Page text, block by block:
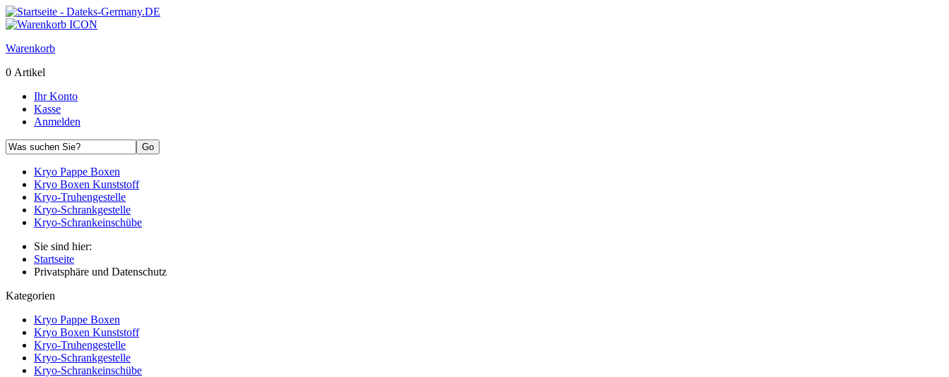
Warenkorb
0 Artikel
Ihr Konto
Kasse
Anmelden
Kryo Pappe Boxen
Kryo Boxen Kunststoff
Kryo-Truhengestelle
Kryo-Schrankgestelle
Kryo-Schrankeinschübe
Sie sind hier:
Startseite
Privatsphäre und Datenschutz
Kategorien
Kryo Pappe Boxen
Kryo Boxen Kunststoff
Kryo-Truhengestelle
Kryo-Schrankgestelle
Kryo-Schrankeinschübe